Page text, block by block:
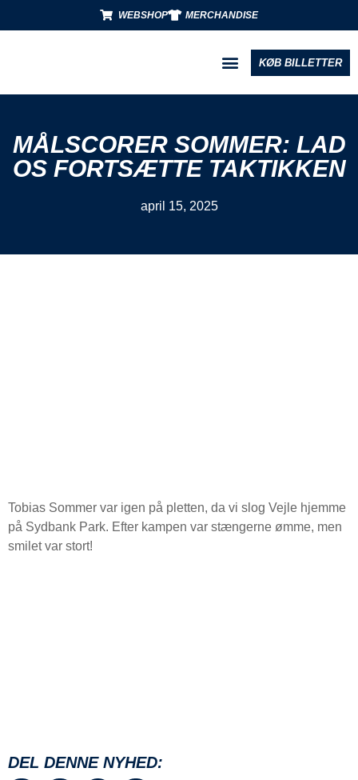
WEBSHOP MERCHANDISE
KØB BILLETTER
MÅLSCORER SOMMER: LAD
OS FORTSÆTTE TAKTIKKEN
april 15, 2025
Tobias Sommer var igen på pletten, da vi slog Vejle hjemme
på Sydbank Park. Efter kampen var stængerne ømme, men
smilet var stort!
DEL DENNE NYHED: